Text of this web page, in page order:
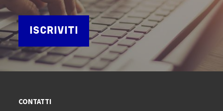
ISCRIVITI
CONTATTI